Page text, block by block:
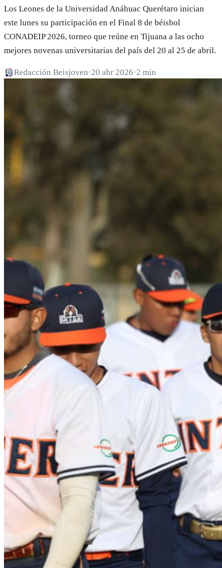
Los Leones de la Universidad Anáhuac Querétaro inician
este lunes su participación en el Final 8 de béisbol
CONADEIP 2026, torneo que reúne en Tijuana a las ocho
mejores novenas universitarias del país del 20 al 25 de abril.
Redacción Beisjoven·20 abr 2026·2 min